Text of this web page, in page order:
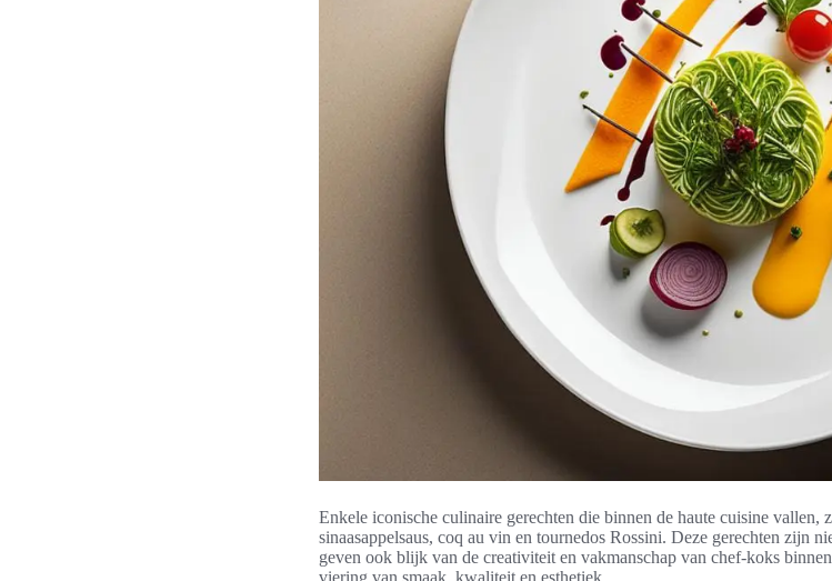
Enkele iconische culinaire gerechten die binnen de haute cuisine vallen,
sinaasappelsaus, coq au vin en tournedos Rossini. Deze gerechten zijn
geven ook blijk van de creativiteit en vakmanschap van chef-koks
viering van smaak, kwaliteit en esthetiek.